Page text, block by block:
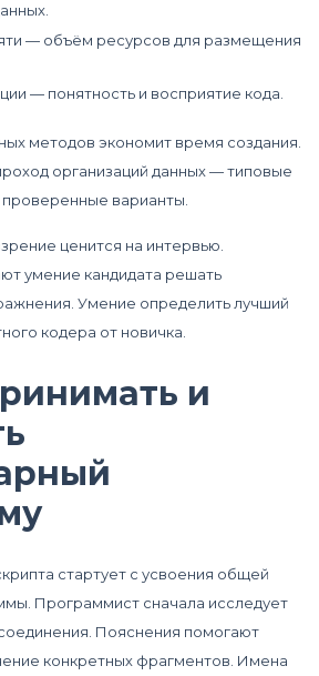
— объём ресурсов для размещения
— понятность и восприятие кода.
методов экономит время создания.
организаций данных — типовые
варианты.
ценится на интервью.
умение кандидата решать
Умение определить лучший
кодера от новичка.
и
стартует с усвоения общей
Программист сначала исследует
Пояснения помогают
конкретных фрагментов. Имена